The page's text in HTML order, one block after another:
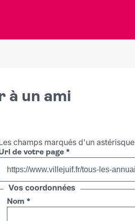
à un ami
champs marqués d'un astérisque
de votre page *
Vos coordonnées
Nom *